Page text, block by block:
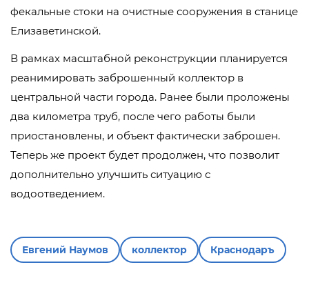
фекальные стоки на очистные сооружения в станице
Елизаветинской.
В рамках масштабной реконструкции планируется
реанимировать заброшенный коллектор в
центральной части города. Ранее были проложены
два километра труб, после чего работы были
приостановлены, и объект фактически заброшен.
Теперь же проект будет продолжен, что позволит
дополнительно улучшить ситуацию с
водоотведением.
Евгений Наумов коллектор Краснодаръ